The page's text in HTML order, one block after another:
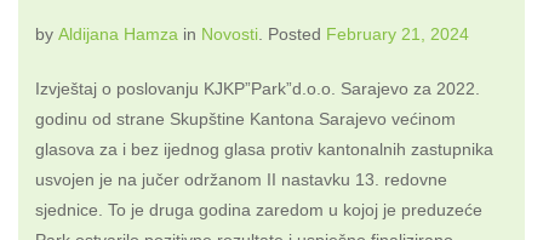
by Aldijana Hamza in Novosti Posted February 21, 2024
Izvještaj o poslovanju KJKP”Park”d.o.o. Sarajevo za 2022.
godinu od strane Skupštine Kantona Sarajevo većinom
glasova za i bez ijednog glasa protiv kantonalnih zastupnika
usvojen je na jučer održanom II nastavku 13. redovne
sjednice. To je druga godina zaredom u kojoj je preduzeće